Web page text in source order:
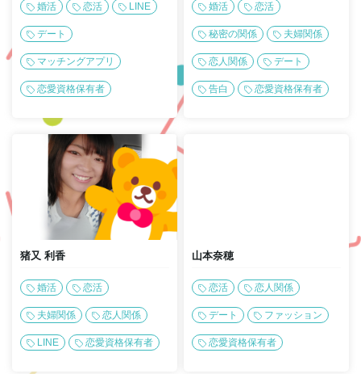
婚活 恋活 LINE
デート
マッチングアプリ
恋愛資格保有者
婚活 恋活
秘密の関係 夫婦関係
恋人関係 デート
告白 恋愛資格保有者
猪又 利香
婚活 恋活
夫婦関係 恋人関係
LINE 恋愛資格保有者
山本奈穂
恋活 恋人関係
デート ファッション
恋愛資格保有者